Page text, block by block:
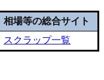
場等の総合サイト
スクラップ一覧